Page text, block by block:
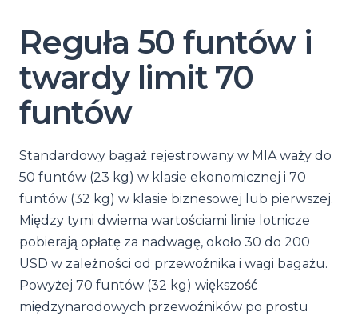
Reguła 50 funtów i
twardy limit 70
funtów
Standardowy bagaż rejestrowany w MIA waży do
50 funtów (23 kg) w klasie ekonomicznej i 70
funtów (32 kg) w klasie biznesowej lub pierwszej.
Między tymi dwiema wartościami linie lotnicze
pobierają opłatę za nadwagę, około 30 do 200
USD w zależności od przewoźnika i wagi bagażu.
Powyżej 70 funtów (32 kg) większość
międzynarodowych przewoźników po prostu